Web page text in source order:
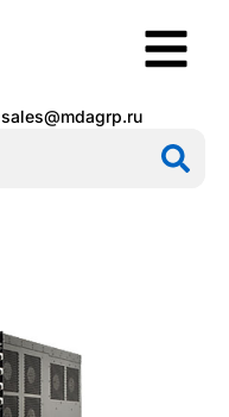
sales@mdagrp.ru